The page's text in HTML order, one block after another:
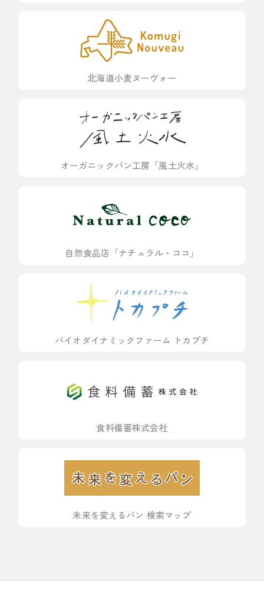
北海道小麦ヌーヴォー
オーガニックパン工房「風土火水」
自然食品店「ナチュラル・ココ」
バイオダイナミックファーム トカプチ
食料備蓄株式会社
未来を変えるパン 検索マップ